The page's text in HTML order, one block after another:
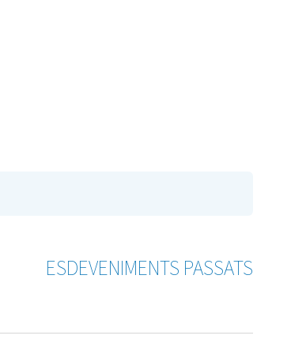
ESDEVENIMENTS PASSATS